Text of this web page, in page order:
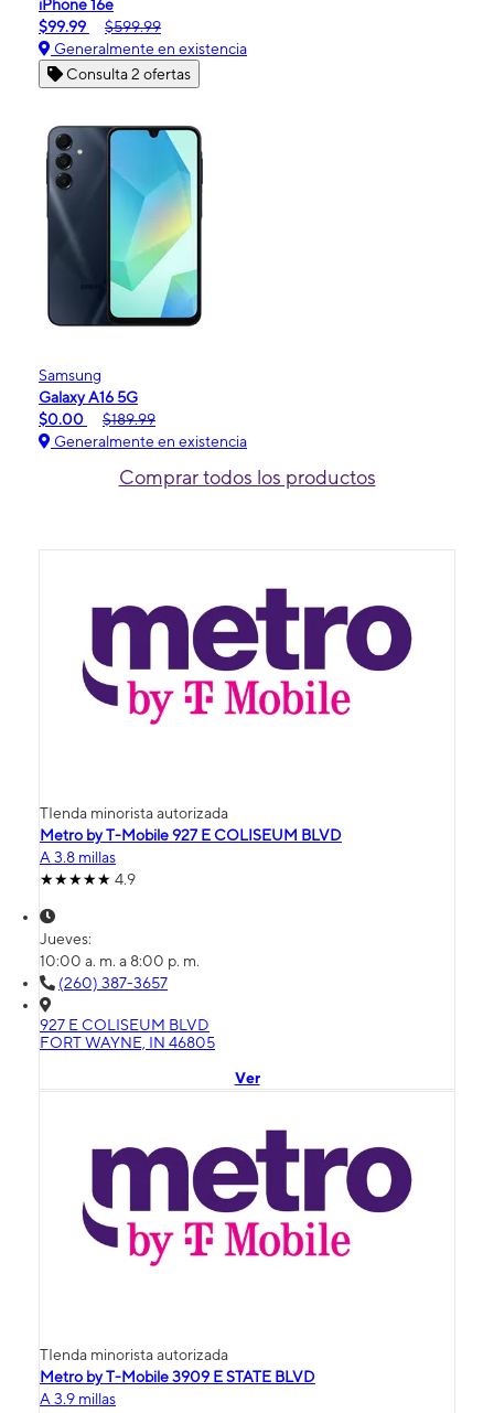
iPhone 16e
$99.99
$599.99
Generalmente en existencia
Consulta 2 ofertas
Samsung
Galaxy A16 5G
$0.00
$189.99
Generalmente en existencia
Comprar todos los productos
TIenda minorista autorizada
Metro by T-Mobile 927 E COLISEUM BLVD
A 3.8 millas
4.9
Jueves:
10:00 a. m. a 8:00 p. m.
(260) 387-3657
927 E COLISEUM BLVD
FORT WAYNE, IN 46805
Ver
TIenda minorista autorizada
Metro by T-Mobile 3909 E STATE BLVD
A 3.9 millas